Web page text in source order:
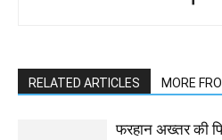
RELATED ARTICLES MORE
फरहान अख्तर की